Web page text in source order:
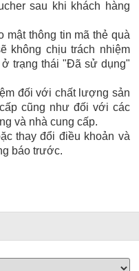
sau khi khách hàng
mật thông tin mã thẻ quà
không chịu trách nhiệm
ở trạng thái "Đã sử dụng"
đối với chất lượng sản
cũng như đối với các
và nhà cung cấp.
thay đổi điều khoản và
báo trước.